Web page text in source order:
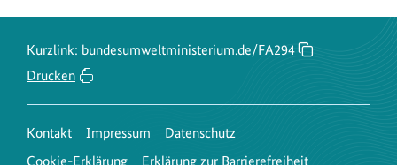
Kurzlink: bundesumweltministerium.de/FA294
Drucken
Kontakt Impressum
Datenschutz
Cookie-Erklärung
Erklärung zur Barrierefreiheit